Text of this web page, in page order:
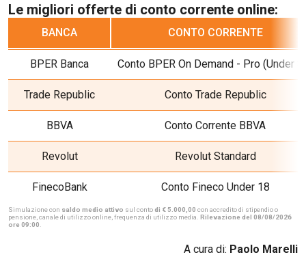
Le migliori offerte di conto corrente online:
BANCA CONTO CORRENTE
BPER Banca Conto BPER On Demand - Pro (Under
Trade Republic Conto Trade Republic
BBVA Conto Corrente BBVA
Revolut Revolut Standard
FinecoBank Conto Fineco Under 18
Simulazione con saldo medio attivo sul contodi € 5.000,00 con accredito di stipendio o
pensione, canale di utilizzo online, frequenza di utilizzo media. Rilevazione del 08/08/2026
ore 09:00
A cura di: Paolo Marelli